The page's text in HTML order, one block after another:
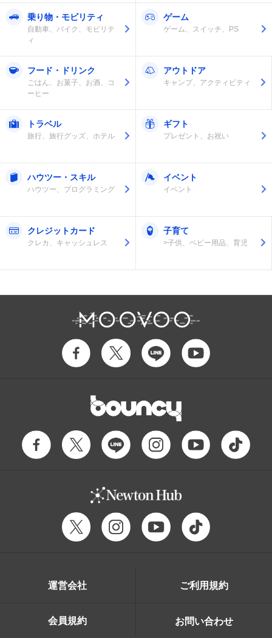
乗り物・モビリティ
自動車、バイク、モビリテ
ィ
ゲーム
ゲーム、スイッチ、PS
フード・ドリンク
ごはん、お菓子、お酒、コ
ーヒー
アウトドア
キャンプ、アクティビティ
トラベル
旅行、旅行グッズ、ホテル
ギフト
プレゼント、お祝い
ハウツー・スキル
ハウツー、プログラミング
イベント
イベント
クレジットカード
クレカ、キャッシュレス
子育て
>子供、ベビー用品、育児
運営会社 ご利用規約
会員規約 お問い合わせ